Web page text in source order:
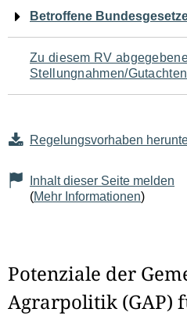
Seiteninhalt
Betroffene
Zu diesem RV
Stellungnahmen/Gutachten
Regelungsvorhaben
Inhalt dieser Seite melden
(Mehr Informationen)
Potenziale der
Agrarpolitik (GAP)